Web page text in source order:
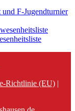
F-Jugendturnier
Richtlinie (EU) |